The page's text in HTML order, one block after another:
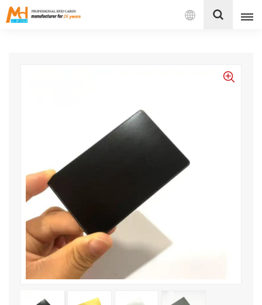
بالعربية
Español